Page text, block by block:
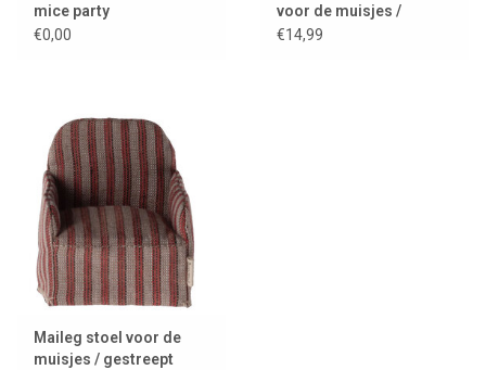
mice party
€0,00
voor de muisjes /
anthraciet
€14,99
Maileg stoel voor de
muisjes / gestreept